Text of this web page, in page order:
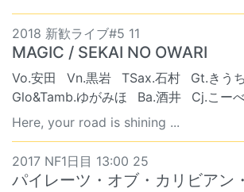
2018 新歓ライブ#5 11
MAGIC / SEKAI NO OWARI
Vo.安田 Vn.黒岩 TSax.石村 Gt.きうち
Glo&Tamb.ゆがみほ
Ba.酒井
Cj.こー
Here, your road is shining ...
2017 NF1日目 13:00 25
パイレーツ・オブ・カリビアン